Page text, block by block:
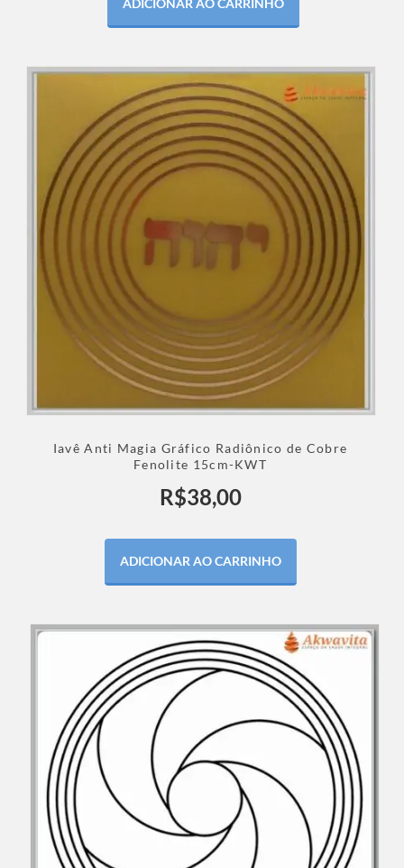
ADICIONAR AO CARRINHO
Iavê Anti Magia Gráfico Radiônico de Cobre
Fenolite 15cm-KWT
R$38,00
ADICIONAR AO CARRINHO